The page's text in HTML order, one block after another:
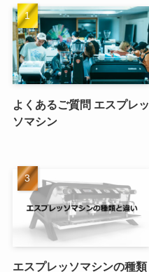
よくあるご質問 エスプレッ
ソマシン
エスプレッソマシンの種類